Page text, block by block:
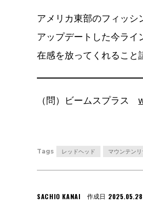
アメリカ東部のフィッシ
アップデートした今ライ
在感を放ってくれること
（問）ビームスプラス
Tags レッドヘッド マウンテンリ
SACHIO KANAI 作成日 2025.05.28